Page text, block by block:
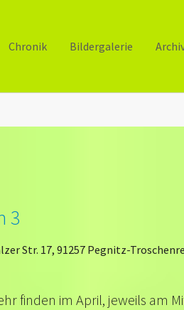
Chronik Bildergalerie
3
Str. 17, 91257 Pegnitz-
finden im April, jeweils am